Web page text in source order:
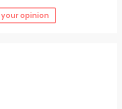
your opinion